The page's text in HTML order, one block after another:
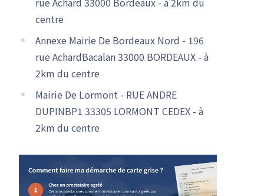
centre
Annexe Mairie De Bordeaux Nord - 196
rue AchardBacalan 33000 BORDEAUX - à
2km du centre
Mairie De Lormont - RUE ANDRE
DUPINBP1 33305 LORMONT CEDEX - à
2km du centre